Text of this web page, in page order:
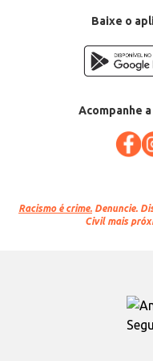
Baixe o
Acompanhe
Racismo é crime. Denuncie.
Civil mais